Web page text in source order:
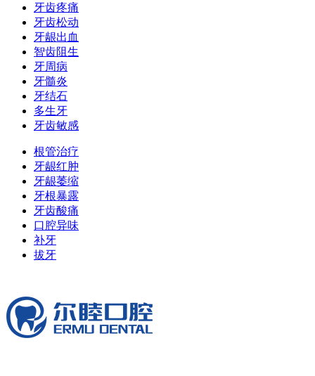
牙齿疼痛
牙齿松动
牙龈出血
智齿阻生
牙周病
牙髓炎
牙结石
多生牙
牙齿敏感
根管治疗
牙龈红肿
牙龈萎缩
牙根暴露
牙齿酸痛
口腔异味
补牙
拔牙